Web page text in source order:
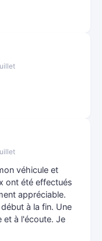
véhicule et
ont été effectués
appréciable.
à la fin. Une
et à l'écoute. Je